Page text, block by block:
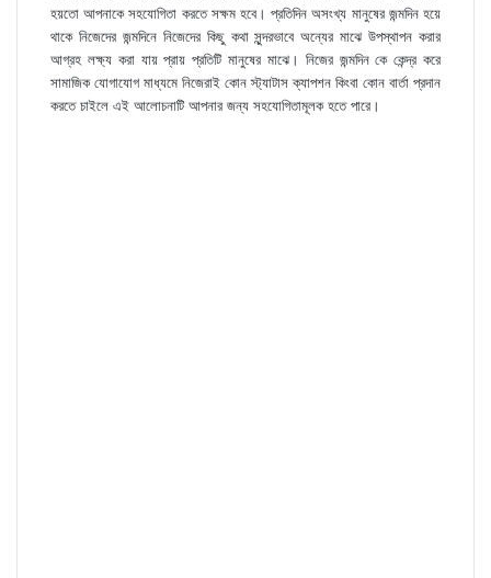
হয়তো আপনাকে সহযোগিতা করতে সক্ষম হবে। প্রতিদিন অসংখ্য মানুষের জন্মদিন হয়ে
থাকে নিজেদের জন্মদিনে নিজেদের কিছু কথা সুন্দরভাবে অন্যের মাঝে উপস্থাপন করার
আগ্রহ লক্ষ্য করা যায় প্রায় প্রতিটি মানুষের মাঝে। নিজের জন্মদিন কে কেন্দ্র করে
সামাজিক যোগাযোগ মাধ্যমে নিজেরাই কোন স্ট্যাটাস ক্যাপশন কিংবা কোন বার্তা প্রদান
করতে চাইলে এই আলোচনাটি আপনার জন্য সহযোগিতামূলক হতে পারে।